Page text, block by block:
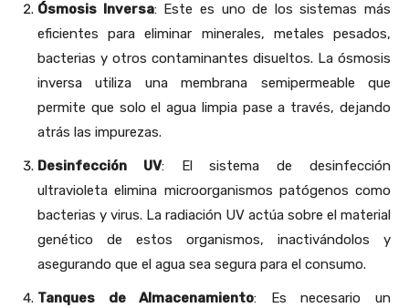
Ósmosis Inversa: Este es uno de los sistemas más
eficientes para eliminar minerales, metales pesados,
bacterias y otros contaminantes disueltos. La ósmosis
inversa utiliza una membrana semipermeable que
permite que solo el agua limpia pase a través, dejando
atrás las impurezas.
Desinfección UV: El sistema de desinfección
ultravioleta elimina microorganismos patógenos como
bacterias y virus. La radiación UV actúa sobre el material
genético de estos organismos, inactivándolos y
asegurando que el agua sea segura para el consumo.
Tanques de Almacenamiento: Es necesario un